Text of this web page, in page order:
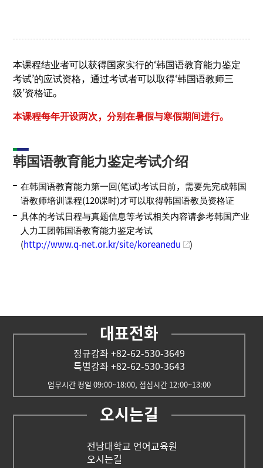
本课程结业者可以获得国家实行的‘韩国语教育能力鉴定
考试’的应试资格，通过考试者可以取得‘韩国语教师三
级’资格证。
本课程每年开设两次，分别在暑假与寒假期间进行。
韩国语教育能力鉴定考试介绍
在韩国语教育能力第一回(笔试)考试日前，需要先完成韩国
语教师培训课程(120课时)才可以取得韩国语教员资格证
具体的考试日程与真题信息等考试相关内容请参考韩国产业
人力工团韩国语教育能力鉴定考试
(http://www.q-net.or.kr/site/koreanedu )
대표전화
정규강좌 +82-62-530-3649
특별강좌 +82-62-530-3643
업무시간 평일 09:00~18:00, 점심시간 12:00~13:00
오시는길
전남대학교 언어교육원
오시는길